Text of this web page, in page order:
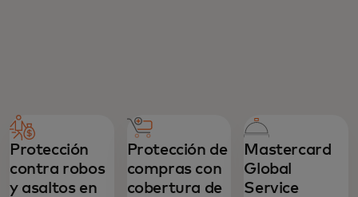
Protección
contra robos
y asaltos en
Protección de
compras con
cobertura de
Mastercard
Global
Service‎